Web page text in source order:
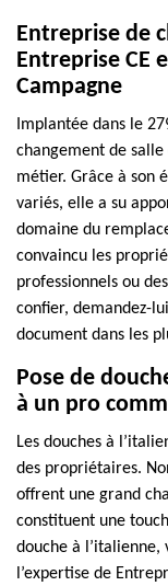
Entreprise de
Entreprise CE
Campagne
Implantée dans le
changement de
métier. Grâce à son
variés, elle a su
domaine du
convaincu les
professionnels ou
confier, demandez-
document dans les
Pose de
à un pro
Les douches à
des propriétaires.
offrent une grand
constituent une
douche à l’italienne,
l’expertise de